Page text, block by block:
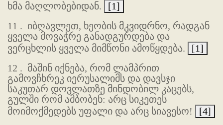
ხმა მაღლობებიდან.
[1]
11 . იბღავლეთ, ხეობის მკვიდრნო, რადგან
ყველა მოვაჭრე განადგურდება და
ვერცხლის ყველა მიმწონი ამოწყდება.
[1]
12 . მაშინ იქნება, რომ ლამპრით
გამოვჩხრეკ იერუსალიმს და დავსჯი
საკუთარ დოვლათზე მინდობილ კაცებს,
გულში რომ ამბობენ: არც სიკეთეს
მოიმოქმედებს უფალი და არც სიავესო!
[4]